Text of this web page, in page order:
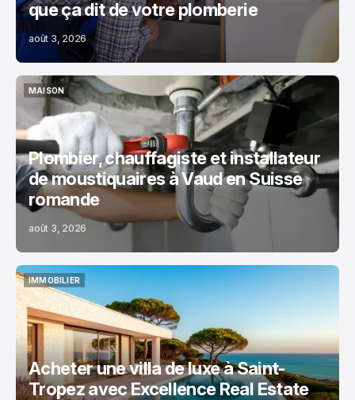
que ça dit de votre plomberie
août 3, 2026
MAISON
MAISON
Plombier, chauffagiste et installateur
de moustiquaires à Vaud en Suisse
romande
août 3, 2026
IMMOBILIER
IMMOBILIER
Acheter une villa de luxe à Saint-
Tropez avec Excellence Real Estate